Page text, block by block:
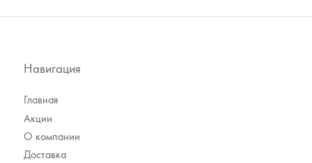
Навигация
Главная
Акции
О компании
Доставка